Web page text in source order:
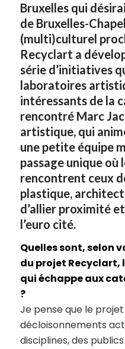
Bruxelles qui
de Bruxelles-
(multi)culturel
Recyclart a
série d’initiatives
laboratoires
intéressants de la
rencontré Marc
artistique, qui
une petite équipe
passage unique où
rencontrent ceux
plastique,
d’allier proximité
l’euro cité.
Quelles sont, selon
du projet
qui échappe aux
?
Je pense que le
décloisonnements
disciplines, des